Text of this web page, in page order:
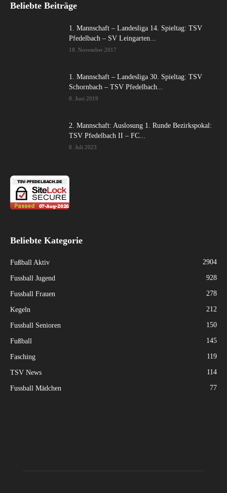
Beliebte Beiträge
1. Mannschaft – Landesliga 14. Spieltag: TSV
Pfedelbach – SV Leingarten...
18. November 2017
1. Mannschaft – Landesliga 30. Spieltag: TSV
Schornbach – TSV Pfedelbach...
8. Juni 2019
2. Mannschaft: Auslosung 1. Runde Bezirkspokal:
TSV Pfedelbach II – FC...
8. Juli 2023
Beliebte Kategorie
Fußball Aktiv 2904
Fussball Jugend 928
Fussball Frauen 278
Kegeln 212
Fussball Senioren 150
Fußball 145
Fasching 119
TSV News 114
Fussball Mädchen 77